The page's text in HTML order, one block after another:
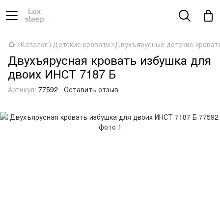
Каталог Детские кровати Двухъярусные детские
Двухъярусная кровать избушка для
двоих ИНСТ 7187 Б
Артикул: 77592 Оставить отзыв